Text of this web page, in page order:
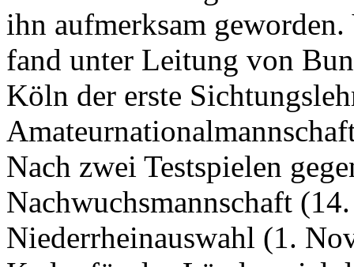
ihn aufmerksam
fand unter Leitung von
Köln der erste
Nach zwei Testspielen
Nachwuchsmannschaft
Niederrheinauswahl (1.